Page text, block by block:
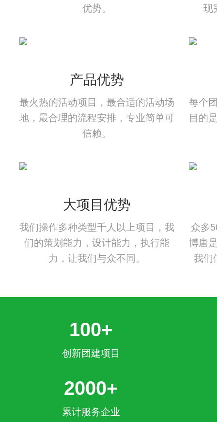
优势。
现
产品优势
最火热的活动项目，最合适的活动场
地，最合理的流程安排，专业简单可
信赖。
每个
目的
大项目优势
我们操作多种类型千人以上项目，我
们的策划能力，设计能力，执行能
力，让我们与众不同。
众多
博唐
我们
100+
创新团建项目
2000+
累计服务企业